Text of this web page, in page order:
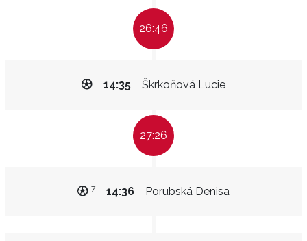
26:46
Škrkoňová Lucie
14:35
27:26
Porubská Denisa
14:36
7